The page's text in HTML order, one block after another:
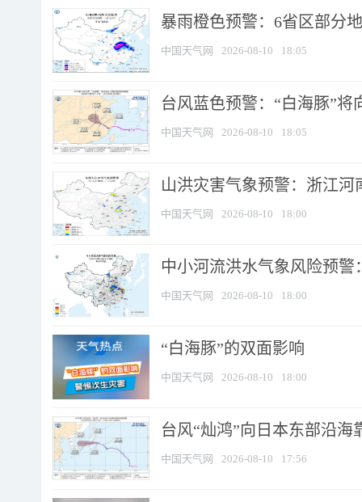
暴雨橙色预警：6省区部分
中国天气网 2026-08-10 18:05
台风蓝色预警：“白海豚”
中国天气网 2026-08-10 18:05
山洪灾害气象预警：浙江
中国天气网 2026-08-10 18:00
中小河流洪水气象风险预
中国天气网 2026-08-10 18:00
​“白海豚”的双面影响
中国天气网 2026-08-10 18:00
台风“灿鸿”向日本东部沿海
中国天气网 2026-08-10 17:56